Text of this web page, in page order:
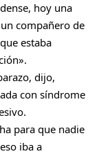
hoy una
compañero de
estaba
dijo,
con síndrome
para que nadie
iba a